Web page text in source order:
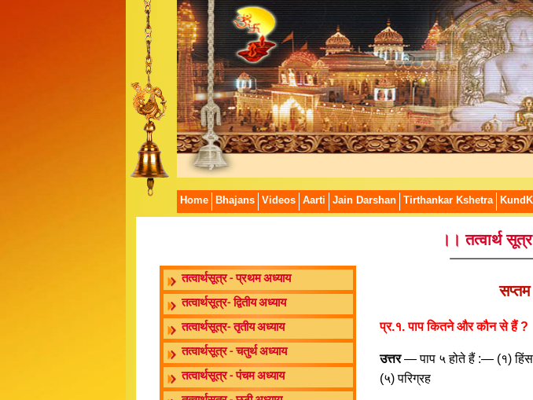
Home Bhajans Videos Aarti Jain Darshan Tirthankar Kshetra
।। तत्वार्थ
तत्वार्थसूत्र - प्रथम अध्याय
तत्वार्थसूत्र- द्वितीय अध्याय
तत्वार्थसूत्र- तृतीय अध्याय
तत्वार्थसूत्र - चतुर्थ अध्याय
तत्वार्थसूत्र - पंचम अध्याय
प्र.१. पाप कितने और कौन से हैं ?
उत्तर— पाप ५ होते हैं :— (१)
(५) परिग्रह